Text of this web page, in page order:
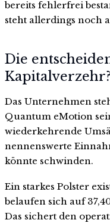
bereits fehlerfrei
steht allerdings noch
Die
Kapitalverzehr?
Das Unternehmen
Quantum eMotion
wiederkehrende
nennenswerte
könnte schwinden.
Ein starkes Polster
belaufen sich auf
Das sichert den